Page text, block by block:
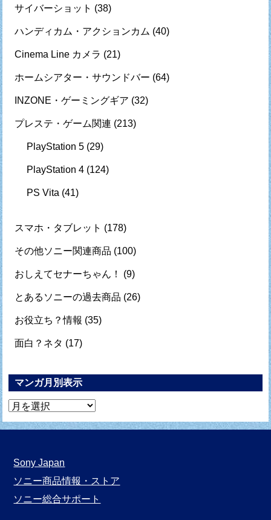
サイバーショット (38)
ハンディカム・アクションカム (40)
Cinema Line カメラ (21)
ホームシアター・サウンドバー (64)
INZONE・ゲーミングギア (32)
プレステ・ゲーム関連 (213)
PlayStation 5 (29)
PlayStation 4 (124)
PS Vita (41)
スマホ・タブレット (178)
その他ソニー関連商品 (100)
おしえてセナーちゃん！ (9)
とあるソニーの過去商品 (26)
お役立ち？情報 (35)
面白？ネタ (17)
マンガ月別表示
マ
ン
月
別
表
Sony Japan
ソニー商品情報・ストア
ソニー総合サポート